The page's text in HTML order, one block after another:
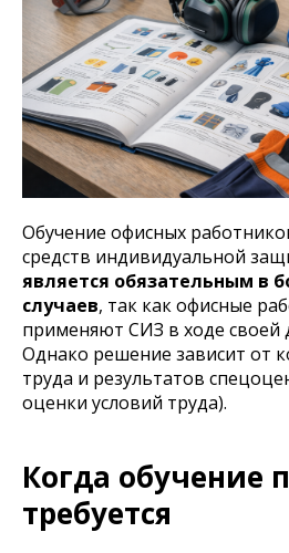
Обучение офисных
средств индивидуальной
является обязательным в
случаев, так как офисные
применяют СИЗ в ходе своей
Однако решение зависит от
труда и результатов
оценки условий труда).
Когда обучение
требуется